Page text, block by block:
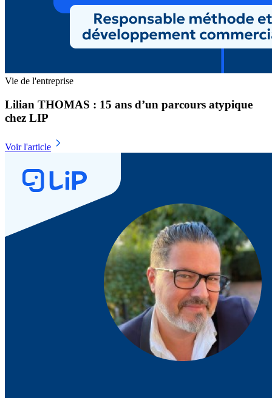
Vie de l'entreprise
Lilian THOMAS : 15 ans d’un parcours atypique
chez LIP
Voir l'article